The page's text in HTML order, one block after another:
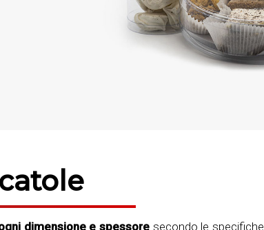
dimensione e spessore secondo le specifiche